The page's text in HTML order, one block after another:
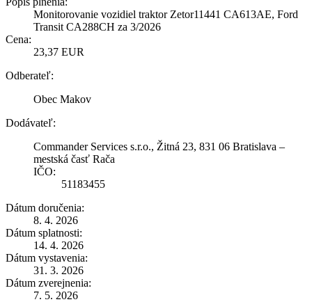
Monitorovanie vozidiel traktor Zetor11441 CA613AE, Ford
Transit CA288CH za 3/2026
Cena:
23,37 EUR
Odberateľ:
Obec Makov
Dodávateľ:
Commander Services s.r.o., Žitná 23, 831 06 Bratislava –
mestská časť Rača
IČO:
51183455
Dátum doručenia:
8. 4. 2026
Dátum splatnosti:
14. 4. 2026
Dátum vystavenia:
31. 3. 2026
Dátum zverejnenia:
7. 5. 2026